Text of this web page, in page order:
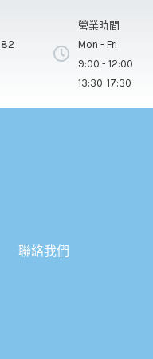
營業時間
Mon - Fri
9:00 - 12:00
13:30-17:30
聯絡我們